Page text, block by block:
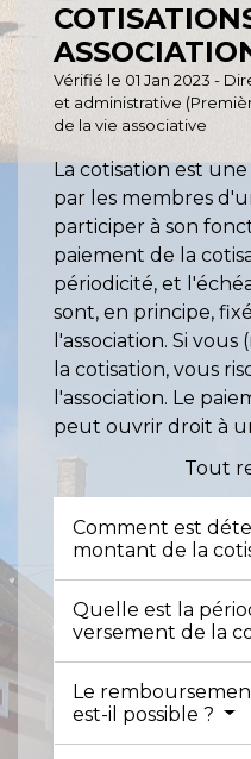
Vérifié le 01 Jan 2023 -
et administrative
de la vie associative
La cotisation est
par les membres
participer à son
paiement de la
périodicité, et
sont, en principe,
l'association. Si
la cotisation, vous
l'association. Le
peut ouvrir droit à
Tout
Comment est
montant de la
Quelle est la
versement de la
Le
est-il possible ?